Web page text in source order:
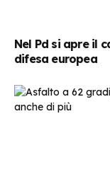
Nel Pd si apre il
difesa europea